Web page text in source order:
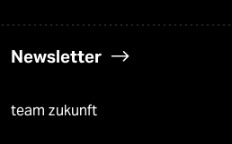
Newsletter
team zukunft